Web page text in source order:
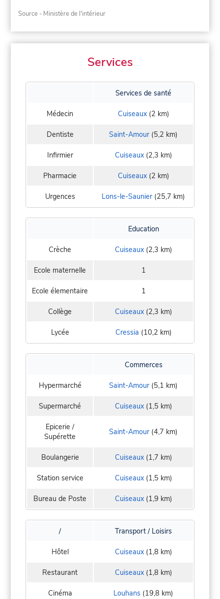
Source - Ministère de l'intérieur
Services
Services de santé
Médecin Cuiseaux(2 km)
Dentiste Saint-Amour (5,2 km)
Infirmier Cuiseaux(2,3 km)
Pharmacie Cuiseaux(2 km)
Urgences Lons-le-Saunier (25,7 km)
Education
Crèche Cuiseaux(2,3 km)
Ecole maternelle 1
Ecole élementaire 1
Collège Cuiseaux(2,3 km)
Lycée Cressia (10,2 km)
Commerces
Hypermarché Saint-Amour (5,1 km)
Supermarché Cuiseaux(1,5 km)
Epicerie /
Supérette
Saint-Amour (4,7 km)
Boulangerie Cuiseaux(1,7 km)
Station service Cuiseaux(1,5 km)
Bureau de Poste Cuiseaux(1,9 km)
/ Transport / Loisirs
Hôtel Cuiseaux(1,8 km)
Restaurant Cuiseaux(1,8 km)
Cinéma Louhans (19,8 km)